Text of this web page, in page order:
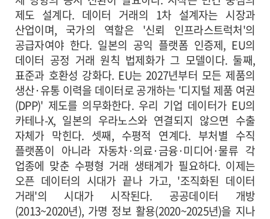
제도 설계다. 데이터 거래의 1차 설계자는 시장과
산업이며, 국가의 역할은 '신뢰 인프라스트럭처'의
공급자여야 한다. 일본의 공익 플랫폼 인증제, EU의
데이터 공정 거래 원칙 법제화가 그 모델이다. 둘째,
표준과 호환성 강화다. EU는 2027년부터 모든 제품의
생산·유통 이력을 데이터로 공개하는 '디지털 제품 여권
(DPP)' 제도를 의무화한다. 우리 기업 데이터가 EU의
카테나-X, 일본의 우라노스와 연결되지 않으면 수출
자체가 막힌다. 셋째, 수평적 연계다. 부처별 수직
플랫폼이 아니라 자동차·의료·금융·미디어·물류 각
업종에 맞춘 수평형 거래 생태계가 필요하다. 이제는
오픈 데이터의 시대가 끝나 가고, '조직화된 데이터
거래'의 시대가 시작된다. 공공데이터 개방
(2013~2020년), 가명 정보 활용(2020~2025년)을 지나